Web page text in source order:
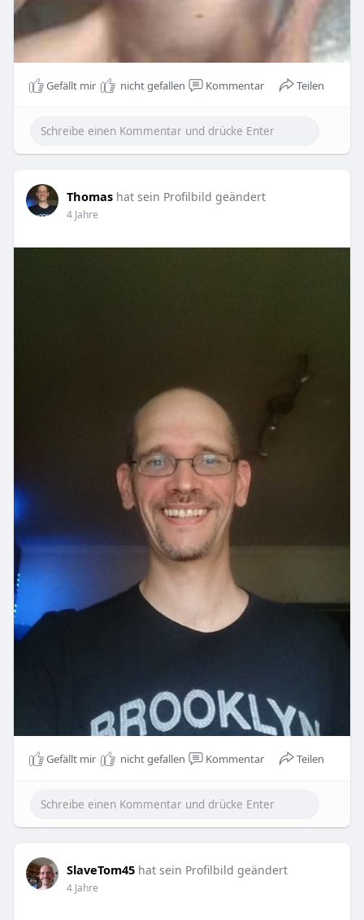
Gefällt mir nicht gefallen Kommentar Teilen
Thomas hat sein Profilbild geändert
4 Jahre
Gefällt mir nicht gefallen Kommentar Teilen
SlaveTom45 hat sein Profilbild geändert
4 Jahre